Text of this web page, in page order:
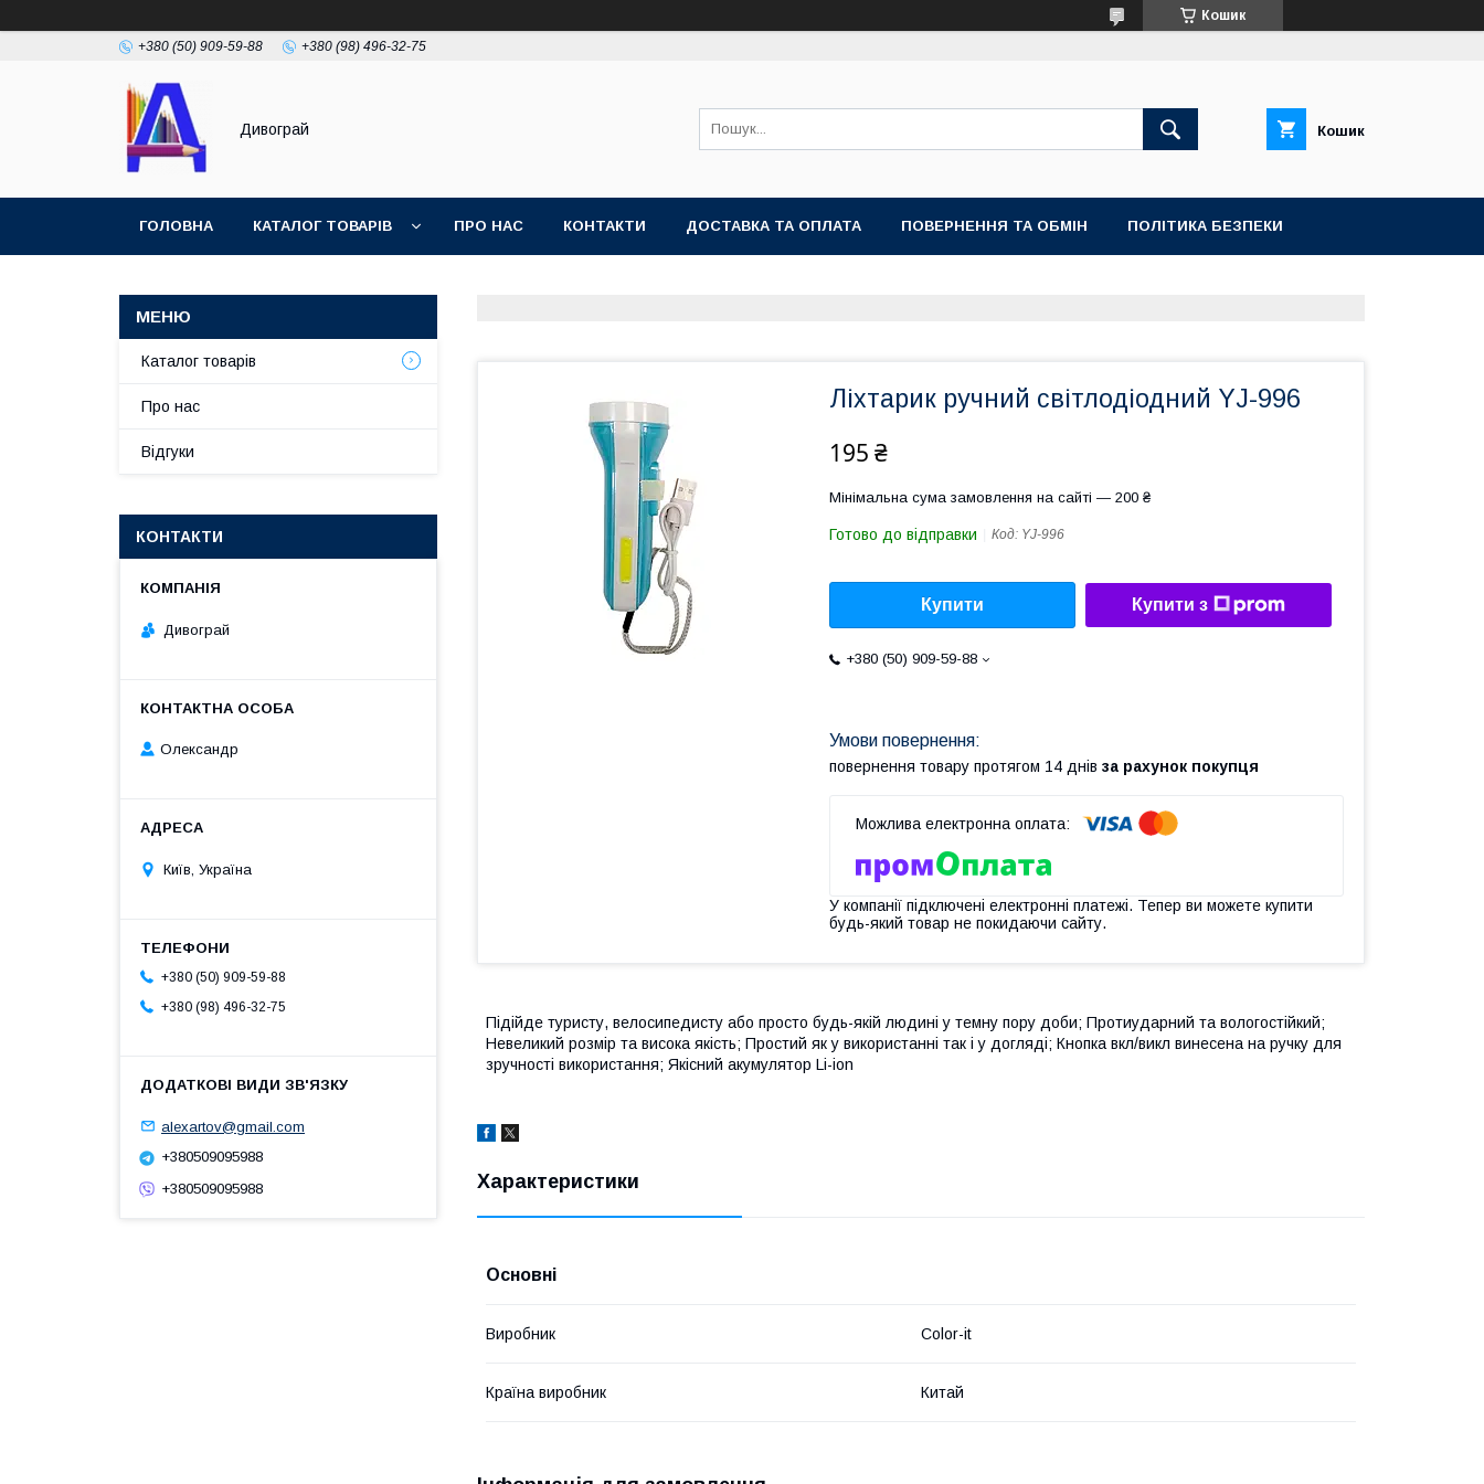
Кошик
+380 (50) 909-59-88 +380 (98) 496-32-75
Дивограй Кошик
ГОЛОВНА КАТАЛОГ ТОВАРІВ ПРО НАС КОНТАКТИ ДОСТАВКА ТА ОПЛАТА ПОВЕРНЕННЯ ТА ОБМІН ПОЛІТИКА БЕЗПЕКИ
Ліхтарик ручний світлодіодний YJ-996
195 ₴
Мінімальна сума замовлення на сайті — 200 ₴
Готово до відправки Код: YJ-996
Купити Купити з
+380 (50) 909-59-88
повернення товару протягом 14 днів за рахунок покупця
У компанії підключені електронні платежі. Тепер ви можете купити
будь-який товар не покидаючи сайту.
Підійде туристу, велосипедисту або просто будь-якій людині у темну пору доби; Протиударний та вологостійкий;
Невеликий розмір та висока якість; Простий як у використанні так і у догляді; Кнопка вкл/викл винесена на ручку для
зручності використання; Якісний акумулятор Li-ion
Характеристики
Основні
Виробник Color-it
Країна виробник Китай
Каталог товарів
Про нас
Відгуки
КОНТАКТИ
Дивограй
Олександр
Київ, Україна
+380 (50) 909-59-88
+380 (98) 496-32-75
alexartov@gmail.com
+380509095988
+380509095988